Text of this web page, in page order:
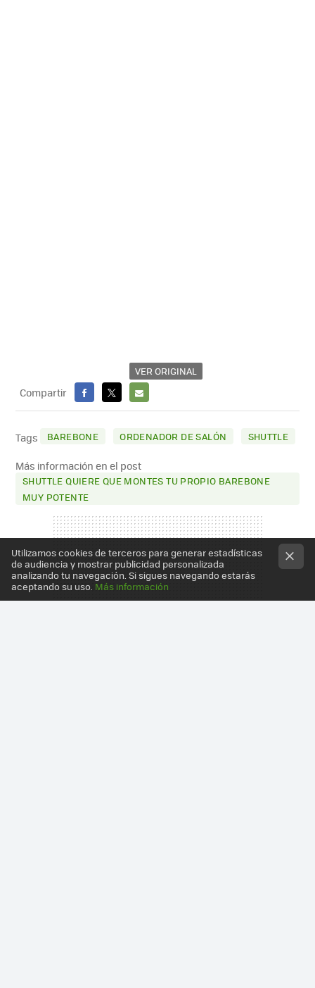
VER ORIGINAL
Compartir
FACEBOOK
X
E-
MAIL
Tags BAREBONE ORDENADOR DE SALÓN SHUTTLE
Más información en el post
SHUTTLE QUIERE QUE MONTES TU PROPIO BAREBONE
MUY POTENTE
Utilizamos cookies de terceros para generar estadísticas
de audiencia y mostrar publicidad personalizada
analizando tu navegación. Si sigues navegando estarás
aceptando su uso. Más información